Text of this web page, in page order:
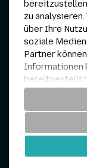
Andere
Cookie-
Website von
Kepser © 1960
zu
über Ihre
soziale
Partner
Informationen
bereitgestellt
Nutzung ihrer
Notwendig